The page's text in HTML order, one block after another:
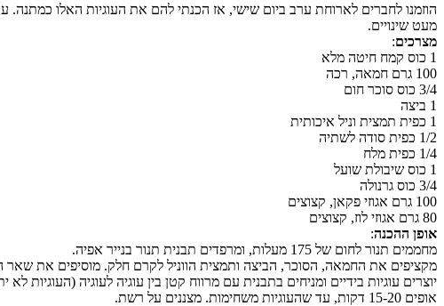
הוזמנו לחברים לארוחת ערב ביום שישי, אז הכנתי להם את העוגיות האלו
מעט שינויים.
מצרכים:
1 כוס קמח חיטה מלא
100 גרם חמאה, רכה
3/4 כוס סוכר חום
1 ביצה
1 כפית תמצית וניל איכותית
1/2 כפית סודה לשתיה
1/4 כפית מלח
1 כוס שיבולת שועל
3/4 כוס גרנולה
100 גרם אגוזי פקאן, קצוצים
80 גרם אגוזי לוז, קצוצים
אופן ההכנה:
מחממים תנור לחום של 175 מעלות, ומרפדים תבנית תנור בנייר אפיה.
מקציפים את החמאה, הסוכר, הביצה ותמצית הווניל לקרם חלק. מוסיפים את שאר
יוצרים עוגיות בידיים ומניחים בתבנית עם מרווח קטן בין עוגיה לעוגיה (העוגיות
אופים 15-20 דקות, עד שהעוגיות משחימות. מצננים על רשת.